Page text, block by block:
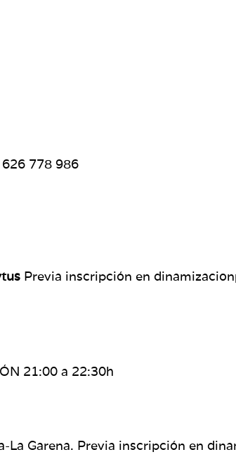
778 986
Previa inscripción en
21:00 a 22:30h
La Garena. Previa inscripción en